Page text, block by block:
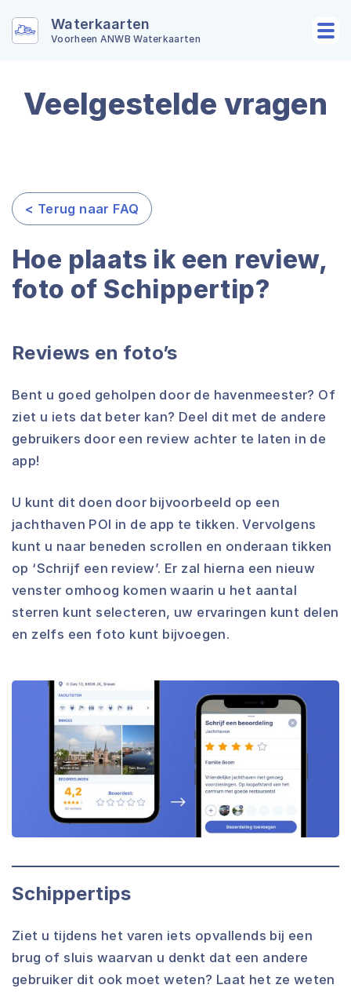
Waterkaarten
Voorheen ANWB Waterkaarten
Veelgestelde vragen
< Terug naar FAQ
Hoe plaats ik een review,
foto of Schippertip?
Reviews en foto’s
Bent u goed geholpen door de havenmeester? Of
ziet u iets dat beter kan? Deel dit met de andere
gebruikers door een review achter te laten in de
app!
U kunt dit doen door bijvoorbeeld op een
jachthaven POI in de app te tikken. Vervolgens
kunt u naar beneden scrollen en onderaan tikken
op ‘Schrijf een review’. Er zal hierna een nieuw
venster omhoog komen waarin u het aantal
sterren kunt selecteren, uw ervaringen kunt delen
en zelfs een foto kunt bijvoegen.
Schippertips
Ziet u tijdens het varen iets opvallends bij een
brug of sluis waarvan u denkt dat een andere
gebruiker dit ook moet weten? Laat het ze weten